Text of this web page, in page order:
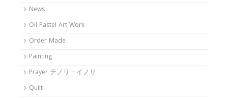
News
Oil Pastel Art Work
Order Made
Painting
Prayer テノリ・イノリ
Quilt